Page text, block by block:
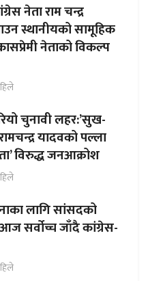
नेता राम चन्द्र
स्थानीयको सामूहिक
नेताको विकल्प
चुनावी लहर:’सुख-
यादवको पल्ला
विरुद्ध जनआक्रोश
लागि सांसदको
सर्वोच्च जाँदै कांग्रेस-